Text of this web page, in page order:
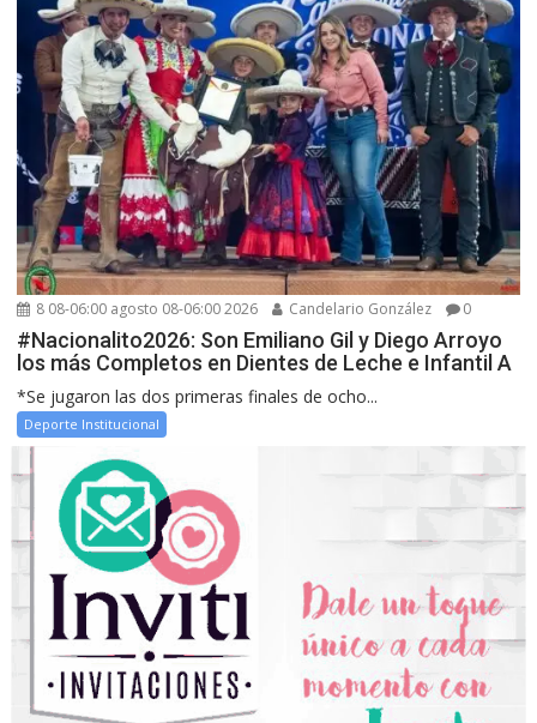
8 08-06:00 agosto 08-06:00 2026 Candelario González 0
#Nacionalito2026: Son Emiliano Gil y Diego Arroyo
los más Completos en Dientes de Leche e Infantil A
*Se jugaron las dos primeras finales de ocho...
Deporte Institucional